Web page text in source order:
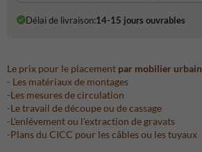
Délai de livraison:14-15 jours ouvrables
Le prix pour le placement par mobilier urbain
- Les matériaux de montages
-Les mesures de circulation
-Le travail de découpe ou de cassage
-L'enlévement ou l'extraction de gravats
-Plans du CICC pour les câbles ou les tuyaux